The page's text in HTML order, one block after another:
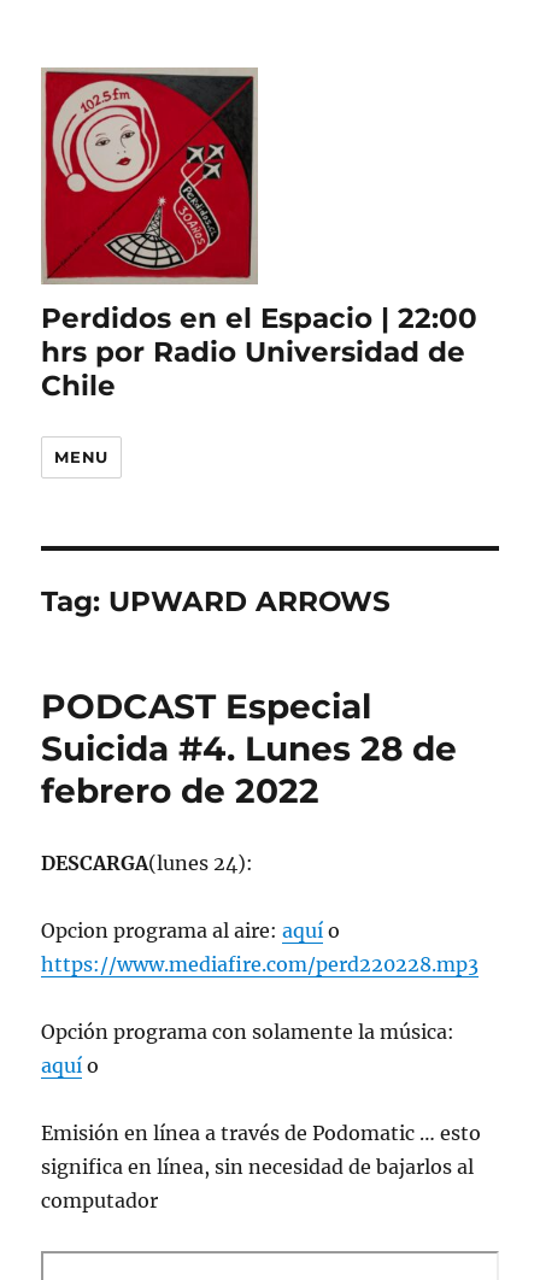
Perdidos en el Espacio | 22:00
hrs por Radio Universidad de
Chile
MENU
Tag: UPWARD ARROWS
PODCAST Especial
Suicida #4. Lunes 28 de
febrero de 2022
DESCARGA(lunes 24):
Opcion programa al aire:aquí o
https://www.mediafire.com/perd220228.mp3
Opción programa con solamente la música:
aquí o
Emisión en lí­nea a través de Podomatic … esto
significa en línea, sin necesidad de bajarlos al
computador